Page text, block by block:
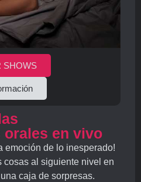
SHOWS
orales en vivo
emoción de lo inesperado!
cosas al siguiente nivel en
caja de sorpresas.